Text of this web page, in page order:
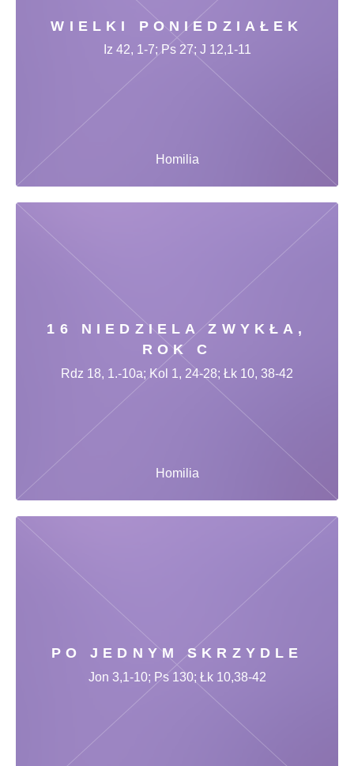
WIELKI PONIEDZIAŁEK
Homilia
Iz 42, 1-7; Ps 27; J 12,1-11
16 NIEDZIELA ZWYKŁA,
ROK C
Homilia
Rdz 18, 1.-10a; Kol 1, 24-28; Łk 10, 38-42
PO JEDNYM SKRZYDLE
Jon 3,1-10; Ps 130; Łk 10,38-42